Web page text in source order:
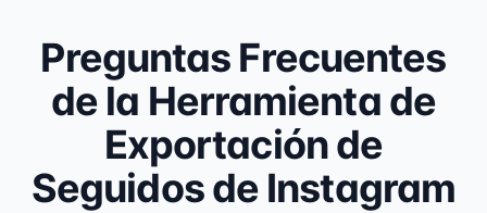
Preguntas Frecuentes
de la Herramienta de
Exportación de
Seguidos de Instagram